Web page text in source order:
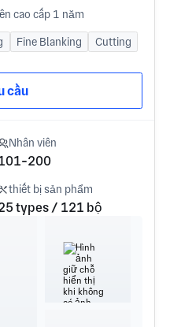
cao cấp 1 năm
Fine Blanking
Cutting
cầu
Nhân viên
200
thiết bị sản phẩm
types / 121 bộ